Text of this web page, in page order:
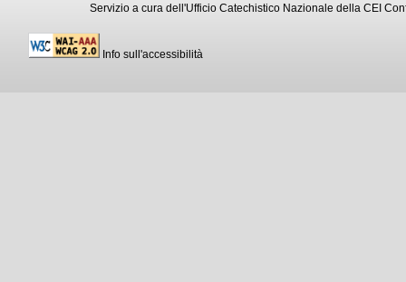
Servizio a cura dell'Ufficio Catechistico Nazionale della CEI
Info sull'accessibilità